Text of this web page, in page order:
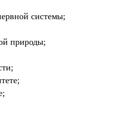
системы;
природы;